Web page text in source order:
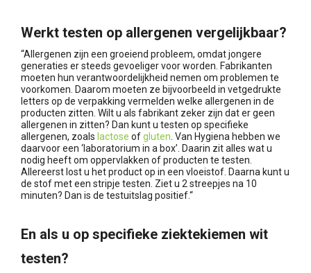
Werkt testen op allergenen vergelijkbaar?
“Allergenen zijn een groeiend probleem, omdat jongere
generaties er steeds gevoeliger voor worden. Fabrikanten
moeten hun verantwoordelijkheid nemen om problemen te
voorkomen. Daarom moeten ze bijvoorbeeld in vetgedrukte
letters op de verpakking vermelden welke allergenen in de
producten zitten. Wilt u als fabrikant zeker zijn dat er geen
allergenen in zitten? Dan kunt u testen op specifieke
allergenen, zoals lactose ofgluten . Van Hygiena hebben we
daarvoor een ‘laboratorium in a box’. Daarin zit alles wat u
nodig heeft om oppervlakken of producten te testen.
Allereerst lost u het product op in een vloeistof. Daarna kunt u
de stof met een stripje testen. Ziet u 2 streepjes na 10
minuten? Dan is de testuitslag positief.“
En als u op specifieke ziektekiemen wit
testen?